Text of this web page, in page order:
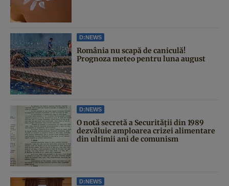
D:NEWS
România nu scapă de caniculă!
Prognoza meteo pentru luna august
D:NEWS
O notă secretă a Securității din 1989
dezvăluie amploarea crizei alimentare
din ultimii ani de comunism
D:NEWS